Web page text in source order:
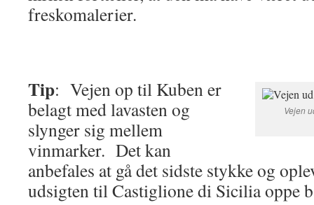
freskomalerier.
Vejen
Tip: Vejen op til Kuben er
belagt med lavasten og
slynger sig mellem
vinmarker. Det kan
anbefales at gå det sidste stykke og
udsigten til Castiglione di Sicilia oppe